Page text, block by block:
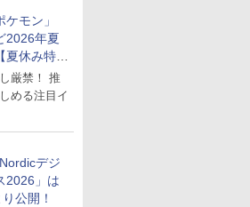
ケモン」
2026年夏
夏休み特
厳禁！ 推
める注目イ
デジ
2026」は
公開！